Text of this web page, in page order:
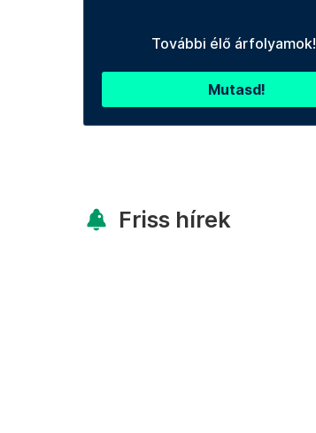
További élő árfolyamok!
Mutasd!
Friss hírek